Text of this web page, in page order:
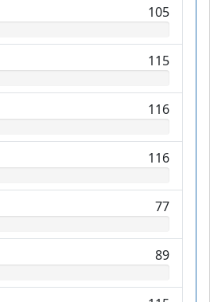
105
115
116
116
77
89